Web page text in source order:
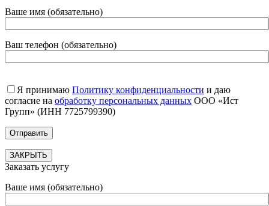
Ваше имя (обязательно)
Ваш телефон (обязательно)
Я принимаю Политику конфиденциальности и даю
согласие на обработку персональных данных ООО «Ист
Групп» (ИНН 7725799390)
ЗАКРЫТЬ
Заказать услугу
Ваше имя (обязательно)